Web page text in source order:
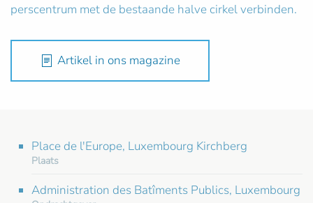
perscentrum met de bestaande halve cirkel verbinden.
Artikel in ons magazine
Place de l'Europe, Luxembourg Kirchberg
Plaats
Administration des Batîments Publics, Luxembourg